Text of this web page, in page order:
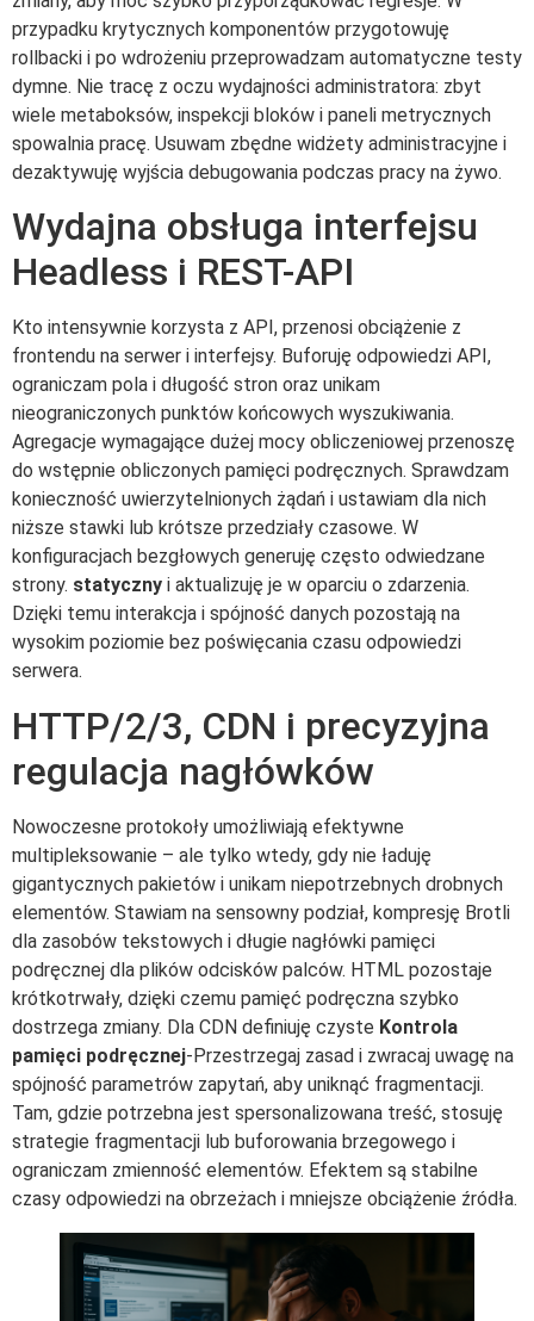
przypadku krytycznych komponentów przygotowuję
rollbacki i po wdrożeniu przeprowadzam automatyczne testy
dymne. Nie tracę z oczu wydajności administratora: zbyt
wiele metaboksów, inspekcji bloków i paneli metrycznych
spowalnia pracę. Usuwam zbędne widżety administracyjne i
dezaktywuję wyjścia debugowania podczas pracy na żywo.
Wydajna obsługa interfejsu
Headless i REST-API
Kto intensywnie korzysta z API, przenosi obciążenie z
frontendu na serwer i interfejsy. Buforuję odpowiedzi API,
ograniczam pola i długość stron oraz unikam
nieograniczonych punktów końcowych wyszukiwania.
Agregacje wymagające dużej mocy obliczeniowej przenoszę
do wstępnie obliczonych pamięci podręcznych. Sprawdzam
konieczność uwierzytelnionych żądań i ustawiam dla nich
niższe stawki lub krótsze przedziały czasowe. W
konfiguracjach bezgłowych generuję często odwiedzane
strony. statyczny i aktualizuję je w oparciu o zdarzenia.
Dzięki temu interakcja i spójność danych pozostają na
wysokim poziomie bez poświęcania czasu odpowiedzi
serwera.
HTTP/2/3, CDN i precyzyjna
regulacja nagłówków
Nowoczesne protokoły umożliwiają efektywne
multipleksowanie – ale tylko wtedy, gdy nie ładuję
gigantycznych pakietów i unikam niepotrzebnych drobnych
elementów. Stawiam na sensowny podział, kompresję Brotli
dla zasobów tekstowych i długie nagłówki pamięci
podręcznej dla plików odcisków palców. HTML pozostaje
krótkotrwały, dzięki czemu pamięć podręczna szybko
dostrzega zmiany. Dla CDN definiuję czyste Kontrola
pamięci podręcznej-Przestrzegaj zasad i zwracaj uwagę na
spójność parametrów zapytań, aby uniknąć fragmentacji.
Tam, gdzie potrzebna jest spersonalizowana treść, stosuję
strategie fragmentacji lub buforowania brzegowego i
ograniczam zmienność elementów. Efektem są stabilne
czasy odpowiedzi na obrzeżach i mniejsze obciążenie źródła.